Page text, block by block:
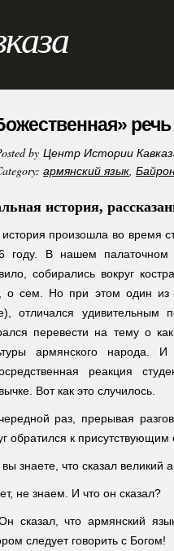
речь
by Центр Истории
армянский язык,
история,
произошла во время
году. В нашем палаточном
собирались вокруг
о сем. Но при этом один из
отличался удивительным
перевести на тему о
армянского народа.
реакция
Вот как это случилось.
раз, прерывая
обратился к
знаете, что сказал великий
не знаем. И что он сказал?
сказал, что армянский
следует говорить с Богом!